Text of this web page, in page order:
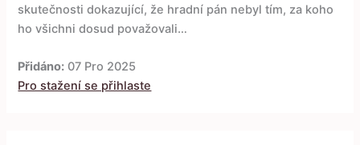
skutečnosti dokazující, že hradní pán nebyl tím, za koho
ho všichni dosud považovali…
Přidáno: 07 Pro 2025
Pro stažení se přihlaste